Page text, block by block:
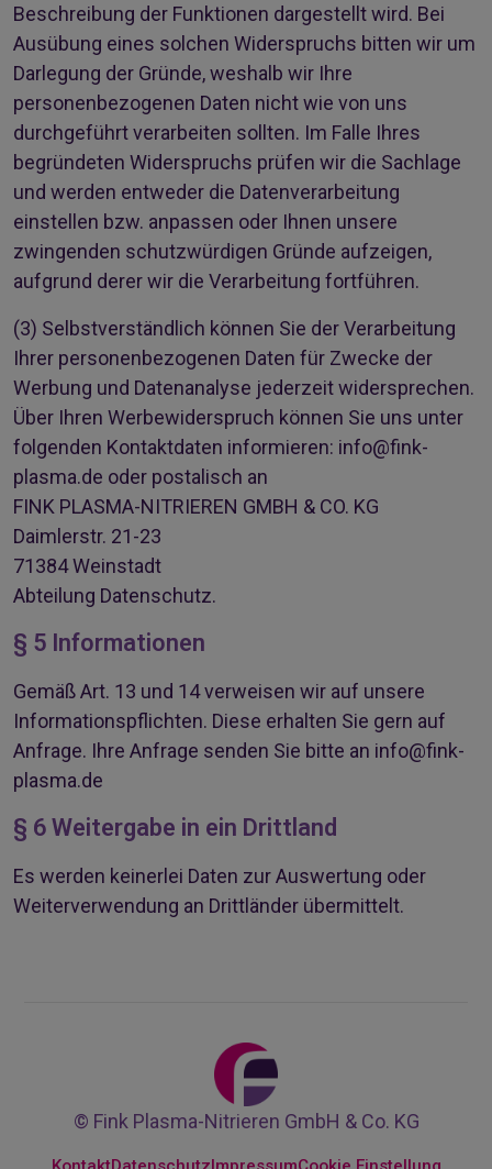
Beschreibung der Funktionen dargestellt wird. Bei
Ausübung eines solchen Widerspruchs bitten wir um
Darlegung der Gründe, weshalb wir Ihre
personenbezogenen Daten nicht wie von uns
durchgeführt verarbeiten sollten. Im Falle Ihres
begründeten Widerspruchs prüfen wir die Sachlage
und werden entweder die Datenverarbeitung
einstellen bzw. anpassen oder Ihnen unsere
zwingenden schutzwürdigen Gründe aufzeigen,
aufgrund derer wir die Verarbeitung fortführen.
(3) Selbstverständlich können Sie der Verarbeitung
Ihrer personenbezogenen Daten für Zwecke der
Werbung und Datenanalyse jederzeit widersprechen.
Über Ihren Werbewiderspruch können Sie uns unter
folgenden Kontaktdaten informieren: info@fink-
plasma.de oder postalisch an
FINK PLASMA-NITRIEREN GMBH & CO. KG
Daimlerstr. 21-23
71384 Weinstadt
Abteilung Datenschutz.
§ 5 Informationen
Gemäß Art. 13 und 14 verweisen wir auf unsere
Informationspflichten. Diese erhalten Sie gern auf
Anfrage. Ihre Anfrage senden Sie bitte an info@fink-
plasma.de
§ 6 Weitergabe in ein Drittland
Es werden keinerlei Daten zur Auswertung oder
Weiterverwendung an Drittländer übermittelt.
© Fink Plasma-Nitrieren GmbH & Co. KG